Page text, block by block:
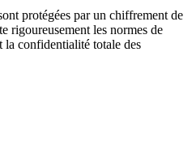
protégées par un chiffrement de
rigoureusement les normes de
la confidentialité totale des